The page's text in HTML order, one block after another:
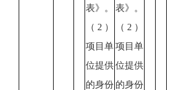
表》。
（2）
项目单
位提供
的身份
表》。
（2）
项目单
位提供
的身份